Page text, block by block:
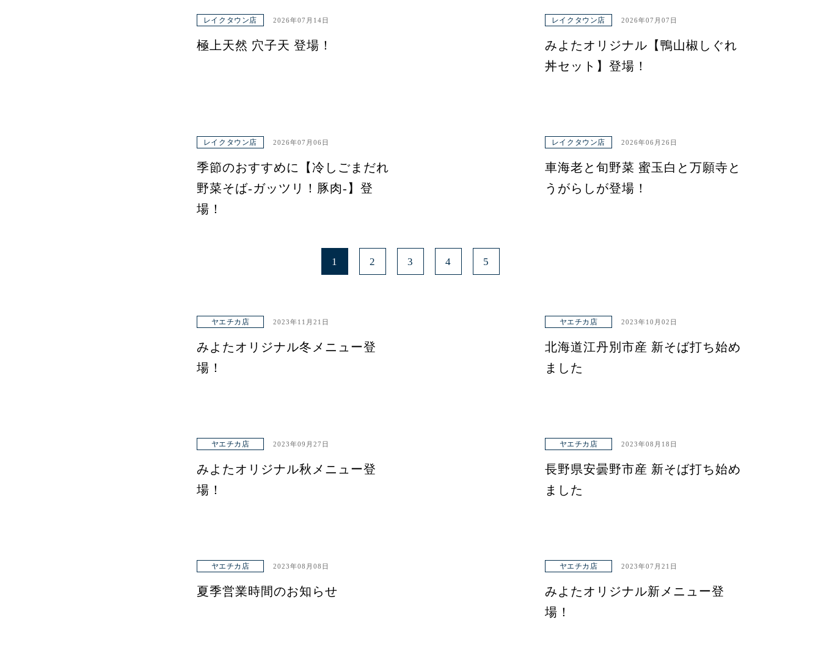
レイクタウン店 2026年07月14日
極上天然 穴子天 登場！
レイクタウン店 2026年07月07日
みよたオリジナル【鴨山椒しぐれ
丼セット】登場！
レイクタウン店 2026年07月06日
季節のおすすめに【冷しごまだれ
野菜そば-ガッツリ！豚肉-】登
場！
レイクタウン店 2026年06月26日
車海老と旬野菜 蜜玉白と万願寺と
うがらしが登場！
1 2 3 4 5
ヤエチカ店 2023年11月21日
みよたオリジナル冬メニュー登
場！
ヤエチカ店 2023年10月02日
北海道江丹別市産 新そば打ち始め
ました
ヤエチカ店 2023年09月27日
みよたオリジナル秋メニュー登
場！
ヤエチカ店 2023年08月18日
長野県安曇野市産 新そば打ち始め
ました
ヤエチカ店 2023年08月08日
夏季営業時間のお知らせ
ヤエチカ店 2023年07月21日
みよたオリジナル新メニュー登
場！